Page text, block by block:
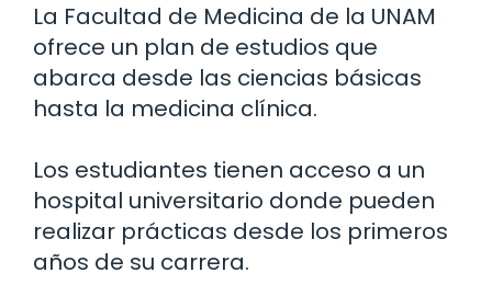
La Facultad de Medicina de la UNAM
ofrece un plan de estudios que
abarca desde las ciencias básicas
hasta la medicina clínica.
Los estudiantes tienen acceso a un
hospital universitario donde pueden
realizar prácticas desde los primeros
años de su carrera.